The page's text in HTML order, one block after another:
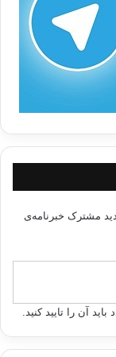
مشترک خبرنامه‌ی
آن را تایید کنید.